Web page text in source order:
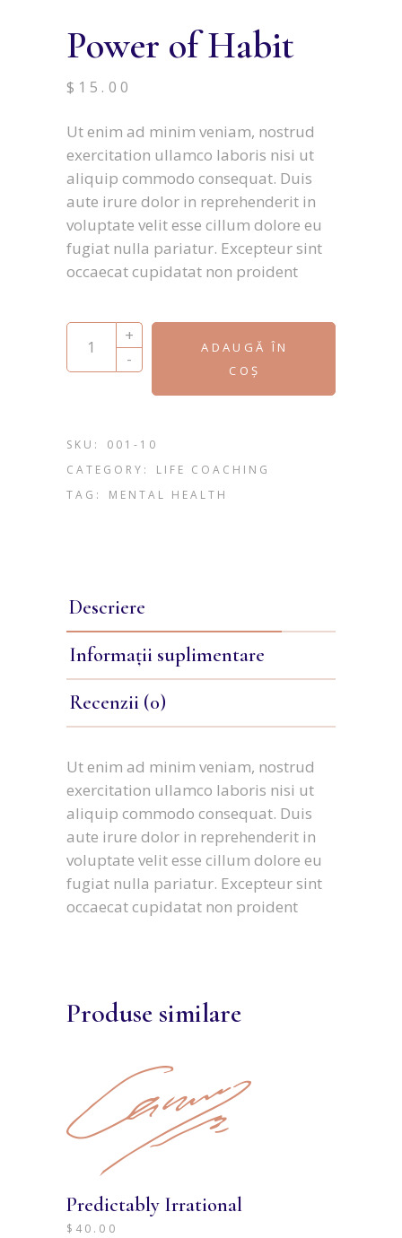
Power of Habit
$ 15.00
Ut enim ad minim veniam, nostrud
exercitation ullamco laboris nisi ut
aliquip commodo consequat. Duis
aute irure dolor in reprehenderit in
voluptate velit esse cillum dolore eu
fugiat nulla pariatur. Excepteur sint
occaecat cupidatat non proident
Power of Habit quantity
-
+
ADAUGĂ ÎN
COȘ
SKU:
001-10
CATEGORY:
LIFE COACHING
TAG:
MENTAL HEALTH
Descriere
Informații suplimentare
Recenzii (0)
Ut enim ad minim veniam, nostrud
exercitation ullamco laboris nisi ut
aliquip commodo consequat. Duis
aute irure dolor in reprehenderit in
voluptate velit esse cillum dolore eu
fugiat nulla pariatur. Excepteur sint
occaecat cupidatat non proident
Produse similare
Predictably Irrational
$ 40.00